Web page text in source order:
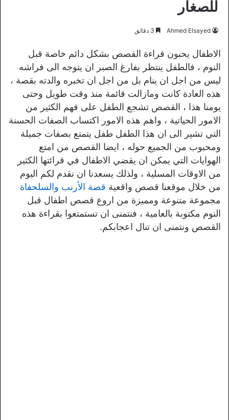
للصغار
Ahmed Elsayed
الاطفال يحبون قراءة القصص بشكل دائم خاصة قبل
النوم ، فالطفل ينتظر بفارغ الصبر ان يتوجه الى فراشه
ليس من اجل ان ينام بل من اجل ان تخبره والدته بقصة ،
هذه العادة كانت ومازالت قائمة منذ وقت طويل وحتى
يومنا هذا ، القصص تشجع الطفل على فهم الكثير من
الامور الحياتية ، واهم هذه الامور اكتساب الصفات الحسنة
التي تشير الى ان هذا الطفل طفل يتمتع بصفات جميلة
ومحبوب من الجميع حوله ، ايضا القصص من امتع
الهوايات التي يمكن ان يقضي الاطفال في قرائتها الكثير
من الاوقات المسلية ، ولذلك يسعدنا ان نقدم لكم اليوم
من خلال موقعنا قصص واقعية قصة الأرنب والسلحفاة
مجموعة متنوعة ومميزة من اروع قصص اطفال قبل
النوم مكتوبة بالعامية ، فنتمنى ان تستمتعوا بقراءة هذه
القصص ونتمنى ان تنال اعجابكم.